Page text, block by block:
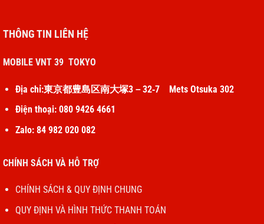
THÔNG TIN LIÊN HỆ
MOBILE VNT 39 TOKYO
Địa chỉ:東京都豊島区南大塚3－32‐7 Mets Otsuka 302
Điện thoại: 080 9426 4661
Zalo: 84 982 020 082
CHÍNH SÁCH VÀ HỖ TRỢ
CHÍNH SÁCH & QUY ĐỊNH CHUNG
QUY ĐỊNH VÀ HÌNH THỨC THANH TOÁN